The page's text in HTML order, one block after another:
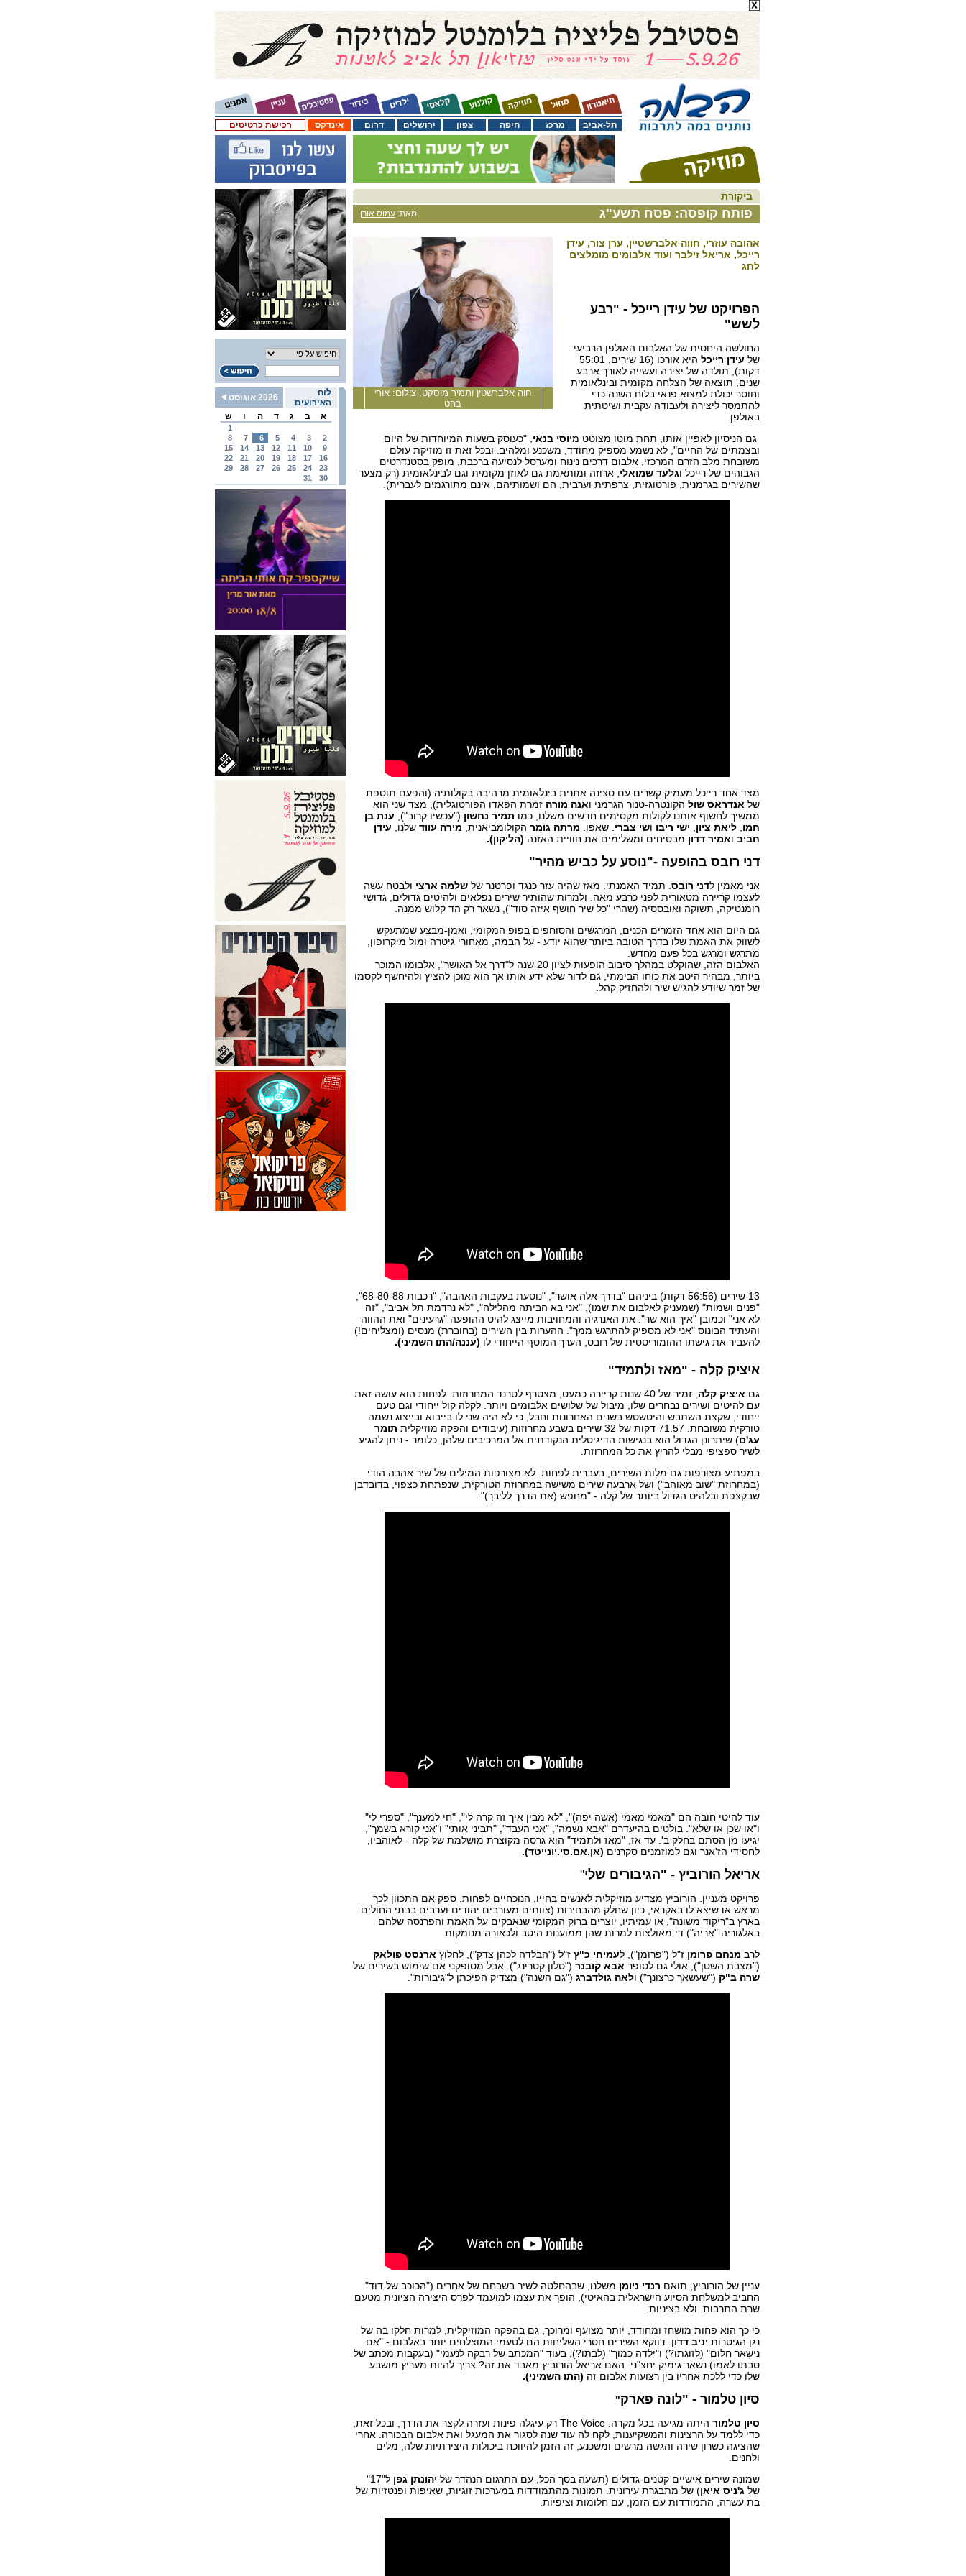
רכישת כרטיסים אינדקס דרום ירושלים צפון חיפה מרכז תל-אביב
לוח
האירועים
2026 אוגוסט
א
ב ג ד ה ו ש
1
2
3
4
5
6
7
8
9
10
11
12
13
14
15
16
17
18
19
20
21
22
23
24
25
26
27
28
29
30
31
ביקורת
מאת: עמוס אורן פותח קופסה: פסח תשע"ג
חוה אלברשטין ותמיר מוסקט, צילום: אורי
בהט
אהובה עוזרי, חווה אלברשטיין, ערן צור, עידן
רייכל, אריאל זילבר ועוד אלבומים מומלצים
לחג
הפרויקט של עידן רייכל - "רבע
לשש"
החולשה היחסית של האלבום האולפן הרביעי
של עידן רייכל
היא אורכו (16 שירים, 55:01
דקות), תולדה של יצירה ועשייה לאורך ארבע
שנים, תוצאה של הצלחה מקומית ובינלאומית
וחוסר יכולת למצוא פנאי בלוח השנה כדי
להתמסר ליצירה ולעבודה עקבית ושיטתית
באולפן.
גם הניסיון לאפיין אותו, תחת מוטו מצוטט מיוסי בנאי , "כעוסק בשעות המיוחדות של היום
ובצמתים של החיים", לא נשמע מספיק מחודד, משכנע ומלהיב. ובכל זאת זו מוזיקת עולם
משובחת מלב הזרם המרכזי, אלבום דרכים נינוח ומערסל לנסיעה ברכבת, מופק בסטנדרטים
הגבוהים של רייכל וגלעד שמואלי , ארוזה ומותאמת גם לאוזן מקומית וגם לבינלאומית (רק מצער
שהשירים בגרמנית, פורטוגזית, צרפתית וערבית, הם ושמותיהם, אינם מתורגמים לעברית).
מצד אחד רייכל מעמיק קשרים עם סצינה אתנית בינלאומית מרהיבה בקולותיה (והפעם תוספת
של אנדראס שול הקונטרה-טנור הגרמני ואנה מורה זמרת הפאדו הפורטוגלית), מצד שני הוא
ממשיך לחשוף אותנו לקולות מקסימים חדשים משלנו, כמו תמיר נחשון ("עכשיו קרוב"), ענת בן
חמו ליאת ציון ישי ריבו ושי צברי . שאפו. מרתה גומר הקולומביאנית, מירה עווד שלנו, עידן
חביב ואמיר דדון מבטיחים ומשלימים את חוויית האזנה (הליקון).
דני רובס בהופעה -"נוסע על כביש מהיר"
אני מאמין לדני רובס . תמיד האמנתי. מאז שהיה עזר כנגד ופרטנר של שלמה ארצי ולבטח עשה
לעצמו קריירה מטאורית לפני כרבע מאה. ולמרות שהותיר שירים נפלאים ולהיטים גדולים, גדושי
רומנטיקה, תשוקה ואובססיה (שהרי "כל שיר חושף איזה סוד"), נשאר רק הד קלוש ממנה.
גם היום הוא אחד הזמרים הכנים, המרגשים והסוחפים בפופ המקומי, ואמן-מבצע שמתעקש
לשווק את האמת שלו בדרך הטובה ביותר שהוא יודע - על הבמה, מאחורי גיטרה ומול מיקרופון,
מתרגש ומרגש בכל פעם מחדש.
האלבום הזה, שהוקלט במהלך סיבוב הופעות לציון 20 שנה ל"דרך אל האושר", אלבומו המוכר
ביותר, מבהיר היטב את כוחו הבימתי, גם לדור שלא ידע אותו אך הוא מוכן להציץ ולהיחשף לקסמו
של זמר שיודע להגיש שיר ולהחזיק קהל.
13 שירים (56:56 דקות) ביניהם "בדרך אלה אושר", "נוסעת בעקבות האהבה", "רכבות 68-80-88",
"פנים ושמות" (שמעניק לאלבום את שמו), "אני בא הביתה מהלילה", "לא נרדמת תל אביב", "זה
לא אני" וכמובן "איך הוא שר". את האנרגיה והמחויבות מייצג להיט ההופעה "גרעינים" ואת ההווה
והעתיד הבונוס "אני לא מספיק להתרגש ממך". ההערות בין השירים (בחוברת) מנסים (ומצליחים!)
להעביר את גישתו ההומוריסטית של רובס, הערך המוסף הייחודי לו (עננה/התו השמיני).
איציק קלה - "מאז ולתמיד"
גם איציק קלה
, זמיר של 40 שנות קריירה כמעט, מצטרף לטרנד המחרוזות. לפחות הוא עושה זאת
עם להיטים ושירים נבחרים שלו, מיבול של שלושים אלבומים ויותר. לקלה קול ייחודי וגם טעם
ייחודי, שקצת השתבש והיטשטש בשנים האחרונות וחבל, כי לא היה שני לו בייבוא ובייצוג נשמה
טורקית משובחת. 71:57 דקות של 32 שירים בשבע מחרוזות (עיבודים והפקה מוזיקלית
תומר
עג'ם) שיתרונן הגדול הוא בנגישות הדיגיטלית הנקודתית אל המרכיבים שלהן, כלומר - ניתן להגיע
לשיר ספציפי מבלי להריץ את כל המחרוזת.
במפתיע מצורפות גם מלות השירים, בעברית לפחות. לא מצורפות המילים של שיר אהבה הודי
(במחרוזת "שוב מאוהב") ושל ארבעה שירים משישה במחרוזת הטורקית, שנפתחת כצפוי, בדובדבן
שבקצפת ובלהיט הגדול ביותר של קלה - "מחפש (את הדרך לליבך)".
עוד להיטי חובה הם "מאמי מאמי (אשה יפה)", "לא מבין איך זה קרה לי", "חי למענך", "ספרי לי"
ו"או שכן או שלא". בולטים בהיעדרם "אבא נשמה", "אני העבד", "תביני אותי" ו"אני קורא בשמך",
יגיעו מן הסתם בחלק ב'. עד אז, "מאז ולתמיד" הוא גרסה מקוצרת מושלמת של קלה - לאוהביו,
לחסידי הז'אנר וגם למוזמנים סקרנים (אן.אם.סי.יונייטד).
אריאל הורוביץ - "הגיבורים שלי"
פרויקט מעניין. הורוביץ מצדיע מוזיקלית לאנשים בחייו, הנוכחיים לפחות. ספק אם התכוון לכך
מראש או שיצא לו באקראי, כיון שחלק מהבחירות (צוותים מעורבים יהודים וערבים בבתי החולים
בארץ ב"ריקוד משונה", או עמיתיו, יוצרים ברוק המקומי שנאבקים על האמת והפרנסה שלהם
באלגוריה "אריה") די מאולצות למרות שהן ממוענות היטב ולכאורה מנומקות.
לרב מנחם פרומן ז"ל ("פרומן"), לעמיחי כ"ץ ז"ל ("הבלדה לכהן צדק"), לחלוץ ארנסט פולאק
("מצבת השטן"), אולי גם לסופר אבא קובנר ("סלון קטרינג"). אבל מסופקני אם שימוש בשירים של
שרה ב"ק ("שעשאך כרצונך") ולאה גולדברג ("גם השנה") מצדיק הפיכתן ל"גיבורות".
עניין של הורוביץ, תואם רנדי ניומן משלנו, שבהחלטה לשיר בשבחם של אחרים ("הכוכב של דוד"
החביב למשלחת הסיוע הישראלית בהאיטי), הופך את עצמו למועמד לפרס היצירה הציונית מטעם
שרת התרבות. ולא בציניות.
כי כך הוא פחות מושחז ומחודד, יותר מצועף ומרוכך, גם בהפקה המוזיקלית, למרות חלקו בה של
נגן הגיטרות יניב דדון . דווקא השירים חסרי השליחות הם לטעמי המוצלחים יותר באלבום - "אם
נישָאֵר חלום" (לזוגתו?) ו"ילדה כמוך" (לבתו?), בעוד "המכתב של רבקה לנעמי" (בעקבות מכתב של
סבתו לאמו) נשאר גימיק יחצ"ני. האם אריאל הורוביץ מאבד את זה? צריך להיות מעריץ מושבע
שלו כדי ללכת אחריו בין רצועות אלבום זה (התו השמיני).
סיון טלמור - "לונה פארק"
סיון טלמור
היתה מגיעה בכל מקרה. The Voice רק עיגלה פינות ועזרה לקצר את הדרך, ובכל זאת,
כדי ללמד על הרצינות והמשקיענות, לקח לה עוד שנה לסגור את המעגל ואת אלבום הבכורה. אחרי
שהציגה כשרון שירה והגשה מרשים ומשכנע, זה הזמן להיווכח ביכולות היצירתיות שלה, מלים
ולחנים.
שמונה שירים אישיים קטנים-גדולים (תשעה בסך הכל, עם התרגום הנהדר של יהונתן גפן
ל"17"
של ג'ניס איאן) של מתבגרת עירונית. תמונות מהתמודדות במערכות זוגיות, שאיפות ופנטזיות של
בת עשרה, התמודדות עם הזמן, עם חלומות וציפיות.